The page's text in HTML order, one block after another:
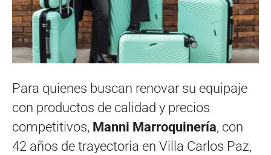
Para quienes buscan renovar su equipaje
con productos de calidad y precios
competitivos, Manni Marroquinería, con
42 años de trayectoria en Villa Carlos Paz,